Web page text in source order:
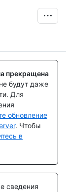
прекращена
будут даже
Для
обновление
. Чтобы
в
сведения